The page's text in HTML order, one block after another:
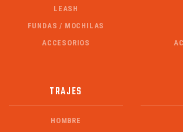
LEASH
FUNDAS / MOCHILAS
ACCESORIOS
TRAJES
HOMBRE